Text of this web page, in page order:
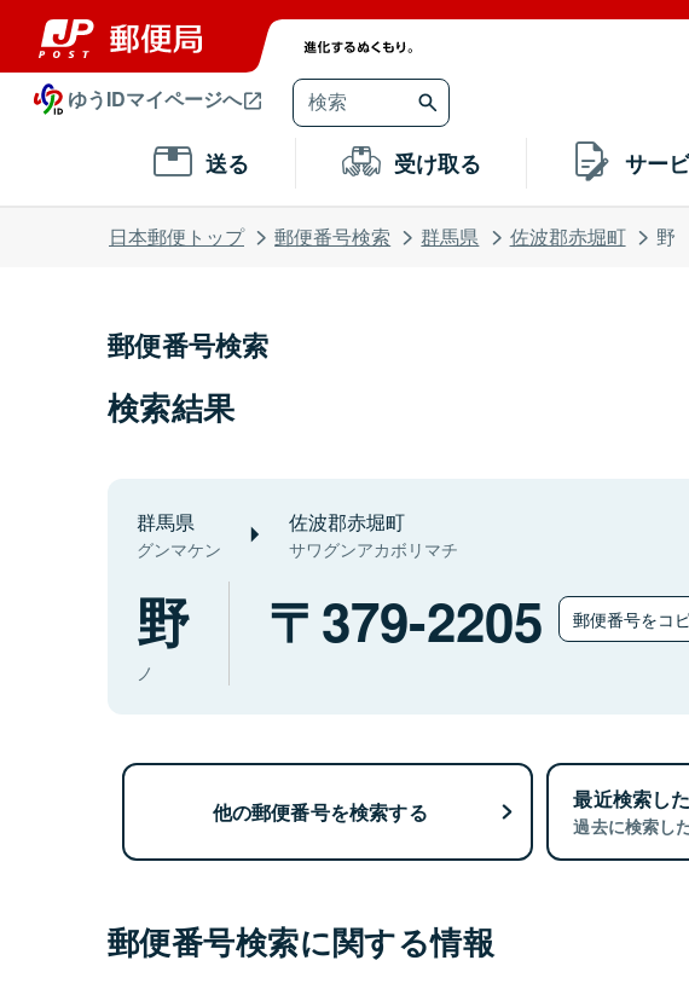
ゆうIDマイページへ
送る 受け取る サー
日本郵便トップ 郵便番号検索 群馬県 佐波郡赤堀町 野
郵便番号検索
検索結果
群馬県
グンマケン
佐波郡赤堀町
サワグンアカボリマチ
野
ノ
379-2205 郵便番号をコ
他の郵便番号を検索する 最近検索し
過去に検索し
郵便番号検索に関する情報